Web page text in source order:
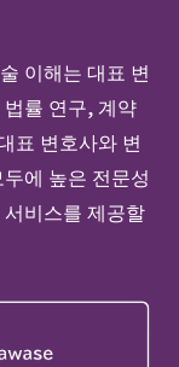
이해는 대표 변
률 연구, 계약
표 변호사와 변
에 높은 전문성
비스를 제공할